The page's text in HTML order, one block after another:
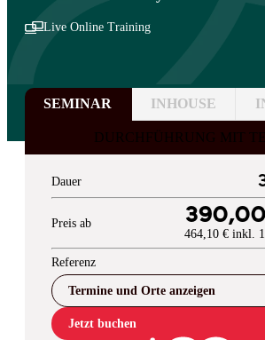
Live Online Training
SEMINAR INHOUSE
DURCHFÜHRUNG MIT
Dauer
Preis ab
464,10 € inkl.
Referenz
Termine und Orte anzeigen
Jetzt buchen